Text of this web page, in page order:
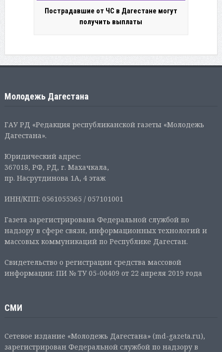
Пострадавшие от ЧС в Дагестане могут
получить выплаты
Молодежь Дагестана
ГАУ РД «Редакция республиканской газеты «Молодежь
Дагестана».
Юридический адрес:
367018, РФ, РД, г. Махачкала,
пр. Насрутдинова 1А, 4 этаж
ИНН/КПП: 0561055365 / 057101001
Газета зарегистрирована Федеральной службой по
надзору в сфере связи, информационных технологий и
массовых коммуникаций по Республике Дагестан.
Свидетельство о регистрации средства массовой
информации: ПИ № ТУ 05-00409 от 22 апреля 2019 года
СМИ
Сетевое издание «Молодежь Дагестана» (md-gazeta.ru),
зарегистрирован Федеральной службой по надзору в